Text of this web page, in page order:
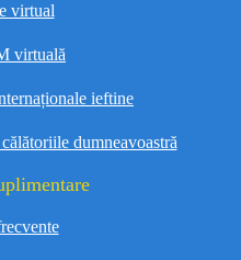
virtual
virtuală
ieftine
dumneavoastră